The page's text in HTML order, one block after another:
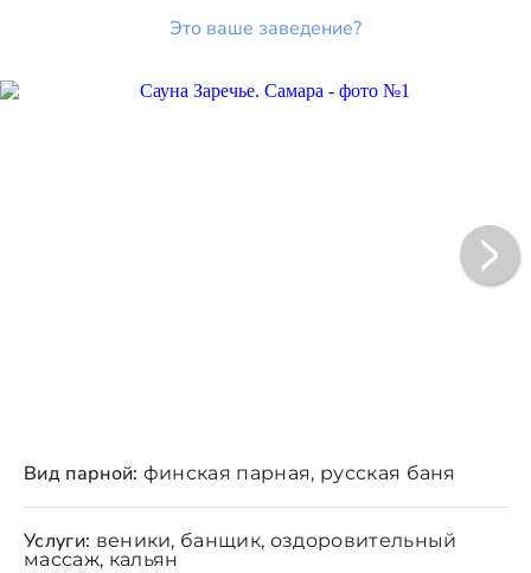
Это ваше заведение?
Вид парной: финская парная, русская баня
Услуги: веники, банщик, оздоровительный
массаж, кальян